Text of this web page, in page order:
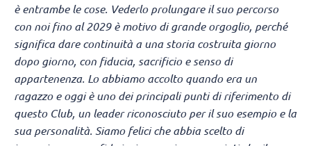
è entrambe le cose. Vederlo prolungare il suo percorso
con noi fino al 2029 è motivo di grande orgoglio, perché
significa dare continuità a una storia costruita giorno
dopo giorno, con fiducia, sacrificio e senso di
appartenenza. Lo abbiamo accolto quando era un
ragazzo e oggi è uno dei principali punti di riferimento di
questo Club, un leader riconosciuto per il suo esempio e la
sua personalità. Siamo felici che abbia scelto di